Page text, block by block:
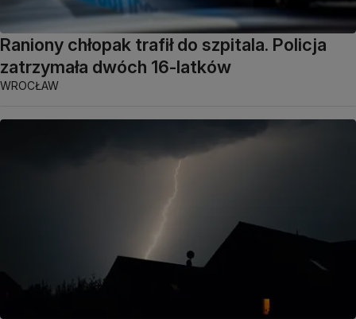
Raniony chłopak trafił do szpitala. Policja
zatrzymała dwóch 16-latków
WROCŁAW